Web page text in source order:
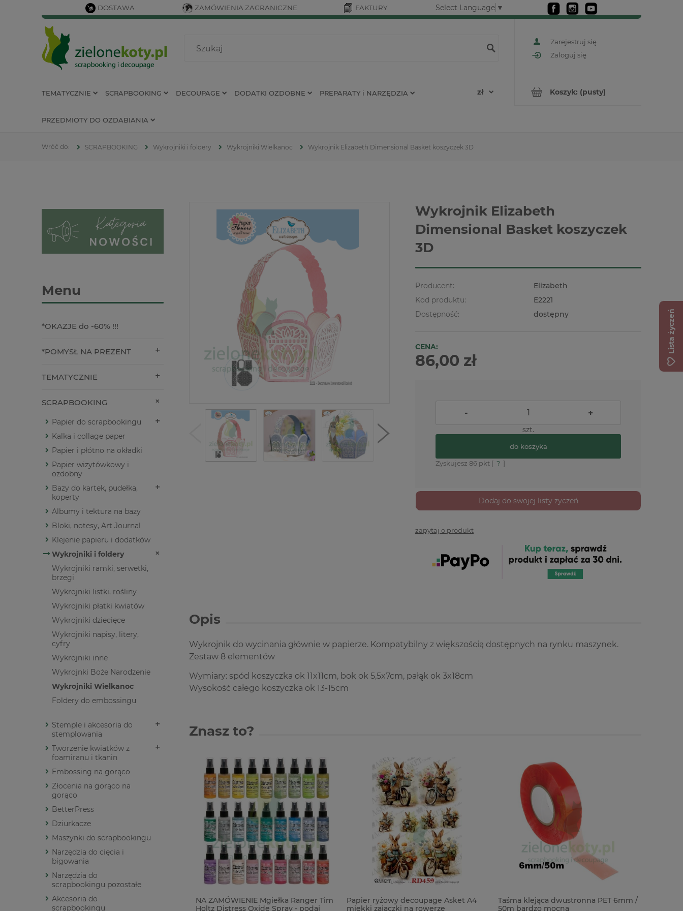
DOSTAWA ZAMÓWIENIA ZAGRANICZNE FAKTURY Select Language ▼
Zarejestruj się
Zaloguj się
Koszyk: (pusty)
TEMATYCZNIE SCRAPBOOKING DECOUPAGE DODATKI OZDOBNE PREPARATY i NARZĘDZIA
PRZEDMIOTY DO OZDABIANIA
SCRAPBOOKING Wykrojniki i foldery Wykrojniki Wielkanoc Wykrojnik Elizabeth Dimensional Basket koszyczek 3D
Menu
*OKAZJE do -60% !!!
*POMYSŁ NA PREZENT
TEMATYCZNIE
SCRAPBOOKING
Papier do scrapbookingu
Kalka i collage paper
Papier i płótno na okładki
Papier wizytówkowy i
ozdobny
Bazy do kartek, pudełka,
koperty
Albumy i tektura na bazy
Bloki, notesy, Art Journal
Klejenie papieru i dodatków
Wykrojniki i foldery
Wykrojniki ramki, serwetki,
brzegi
Wykrojniki listki, rośliny
Wykrojniki płatki kwiatów
Wykrojniki dziecięce
Wykrojniki napisy, litery,
cyfry
Wykrojniki inne
Wykrojnki Boże Narodzenie
Wykrojniki Wielkanoc
Foldery do embossingu
Stemple i akcesoria do
stemplowania
Tworzenie kwiatków z
foamiranu i tkanin
Embossing na gorąco
Złocenia na gorąco na
gorąco
BetterPress
Dziurkacze
Maszynki do scrapbookingu
Narzędzia do cięcia i
bigowania
Narzędzia do
scrapbookingu pozostałe
Akcesoria do
scrapbookingu
Wykrojnik Elizabeth
Dimensional Basket koszyczek
3D
Producent:
Elizabeth
Kod produktu:
E2221
Dostępność:
dostępny
CENA:
86,00 zł
- +
szt.
do koszyka
Zyskujesz 86 pkt [ ? ]
Dodaj do swojej listy życzeń
zapytaj o produkt
Opis
Wykrojnik do wycinania głównie w papierze. Kompatybilny z większością dostępnych na rynku maszynek.
Zestaw 8 elementów
Wymiary: spód koszyczka ok 11x11cm, bok ok 5,5x7cm, pałąk ok 3x18cm
Wysokość całego koszyczka ok 13-15cm
Znasz to?
Transfer Rub-On Stamperia 10x21
Romance Forever kwiaty, napisy
NA ZAMÓWIENIE Mgiełka Ranger Tim
Holtz Distress Oxide Spray - podaj
Papier ryżowy decoupage Asket A4
miękki zajączki na rowerze
Taśma klejąca dwustronna PET 6mm /
50m bardzo mocna
Lista życzeń